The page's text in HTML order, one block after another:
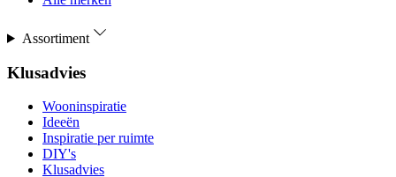
Assortiment
Klusadvies
Wooninspiratie
Ideeën
Inspiratie per ruimte
DIY's
Klusadvies